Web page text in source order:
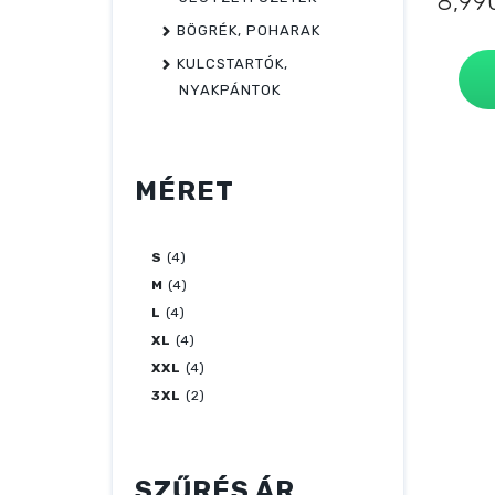
was:
BÖGRÉK, POHARAK
KULCSTARTÓK,
NYAKPÁNTOK
MÉRET
S (4)
M (4)
L (4)
XL (4)
XXL (4)
3XL (2)